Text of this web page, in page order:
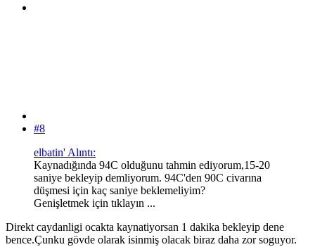
#8
elbatin' Alıntı:
Kaynadığında 94C olduğunu tahmin ediyorum,15-20
saniye bekleyip demliyorum. 94C'den 90C civarına
düşmesi için kaç saniye beklemeliyim?
Genişletmek için tıklayın ...
Direkt caydanligi ocakta kaynatiyorsan 1 dakika bekleyip dene
bence.Çunku gövde olarak isinmiş olacak biraz daha zor soguyor.